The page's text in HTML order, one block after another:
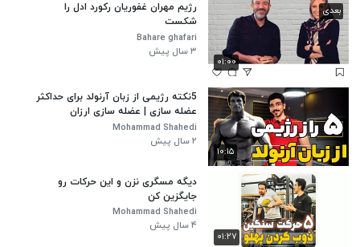
۰۱:۰۰
بعدی
رژیم مهران غفوریان رکورد ادل را
شکست
Bahare ghafari
۳ سال پیش
۱۰:۱۵
5نکته رژیمی از زبان آرنولد برای حداکثر
عضله سازی | عضله سازی ارزان
Mohammad Shahedi
۲ سال پیش
۰۱:۲۷
دیگه مسگری نزن و این حرکات رو
جایگزین کن
Mohammad Shahedi
۴ سال پیش